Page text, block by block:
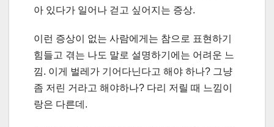
아 있다가 일어나 걷고 싶어지는 증상.
이런 증상이 없는 사람에게는 참으로 표현하기
힘들고 겪는 나도 말로 설명하기에는 어려운 느
낌. 이게 벌레가 기어다닌다고 해야 하나? 그냥
좀 저린 거라고 해야하나? 다리 저릴 때 느낌이
랑은 다른데.